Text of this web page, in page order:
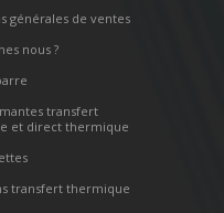
générales de ventes
nous ?
transfert
et direct thermique
transfert thermique